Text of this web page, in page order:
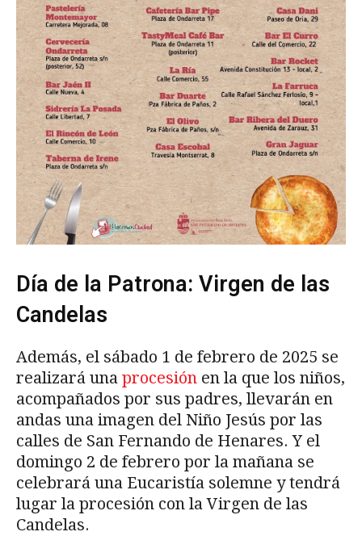
Día de la Patrona: Virgen de las
Candelas
Además, el sábado 1 de febrero de 2025 se
realizará una procesión en la que los niños,
acompañados por sus padres, llevarán en
andas una imagen del Niño Jesús por las
calles de San Fernando de Henares. Y el
domingo 2 de febrero por la mañana se
celebrará una Eucaristía solemne y tendrá
lugar la procesión con la Virgen de las
Candelas.